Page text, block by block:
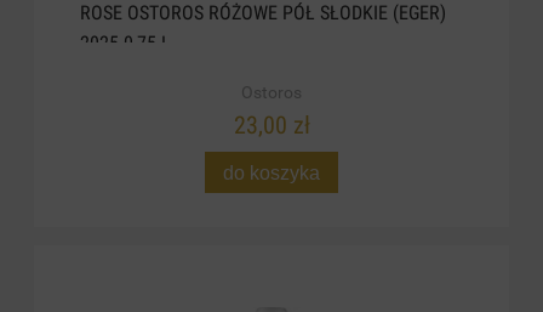
ROSE OSTOROS RÓŻOWE PÓŁ SŁODKIE (EGER)
2025 0,75 L
Ostoros
23,00 zł
do koszyka